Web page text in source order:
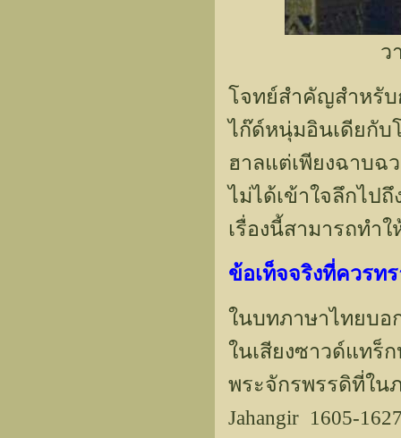
ว
โจทย์สำคัญสำหรับ
ไก๊ด์หนุ่มอินเดียกั
ฮาลแต่เพียงฉาบ
ไม่ได้เข้าใจลึกไป
เรื่องนี้สามารถทำ
ข้อเท็จจริงที่ควรท
ในบทภาษาไทยบอ
ในเสียงซาวด์แทร็
พระจักรพรรดิที่ใน
Jahangir 1605-